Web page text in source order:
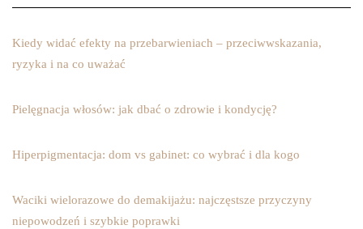
Kiedy widać efekty na przebarwieniach – przeciwwskazania,
ryzyka i na co uważać
Pielęgnacja włosów: jak dbać o zdrowie i kondycję?
Hiperpigmentacja: dom vs gabinet: co wybrać i dla kogo
Waciki wielorazowe do demakijażu: najczęstsze przyczyny
niepowodzeń i szybkie poprawki